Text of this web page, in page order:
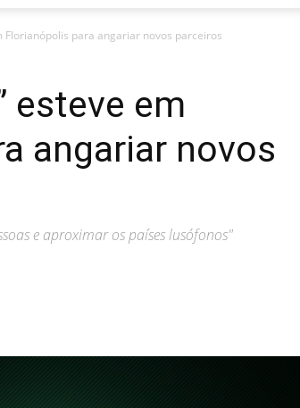
Florianópolis para angariar novos parceiros
esteve em
angariar novos
e aproximar os países lusófonos"